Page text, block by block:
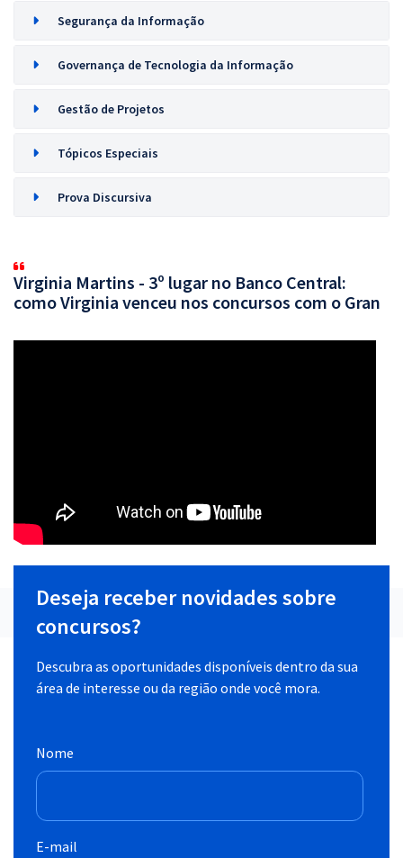
Segurança da Informação
Governança de Tecnologia da Informação
Gestão de Projetos
Tópicos Especiais
Prova Discursiva
Virginia Martins - 3º lugar no Banco Central:
como Virginia venceu nos concursos com o Gran
Deseja receber novidades sobre
concursos?
Descubra as oportunidades disponíveis dentro da sua
área de interesse ou da região onde você mora.
Nome
E-mail